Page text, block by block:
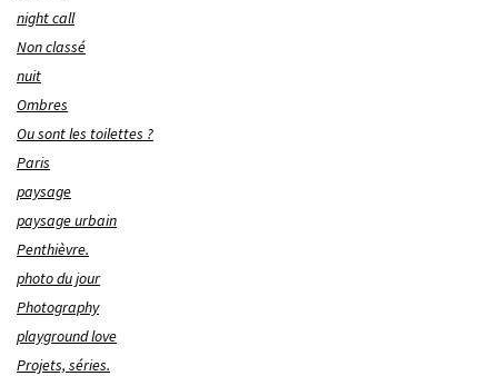
night call
Non classé
nuit
Ombres
Ou sont les toilettes ?
Paris
paysage
paysage urbain
Penthièvre.
photo du jour
Photography
playground love
Projets, séries.